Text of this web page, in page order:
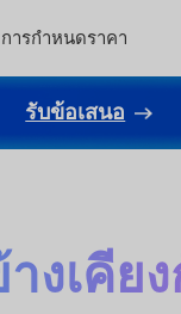
การกำหนดราคา
รับข้อเสนอ
เคียง